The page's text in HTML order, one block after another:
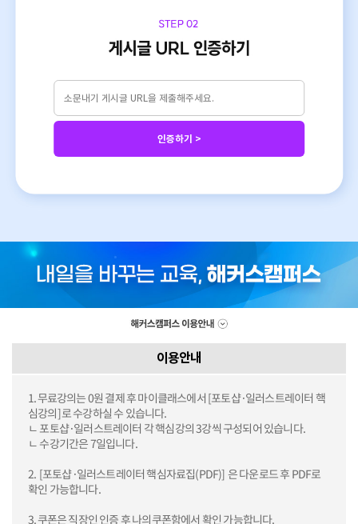
인증하기 >
이용안내
1. 무료강의는 0원 결제 후 마이클래스에서 [포토샵·일러스트레이터 핵
심강의]로 수강하실 수 있습니다.
ㄴ 포토샵·일러스트레이터 각 핵심강의 3강씩 구성되어 있습니다.
ㄴ 수강기간은 7일입니다.
2. [포토샵·일러스트레이터 핵심자료집(PDF)] 은 다운로드 후 PDF로
확인 가능합니다.
3. 쿠폰은 직장인 인증 후 나의쿠폰함에서 확인 가능합니다.